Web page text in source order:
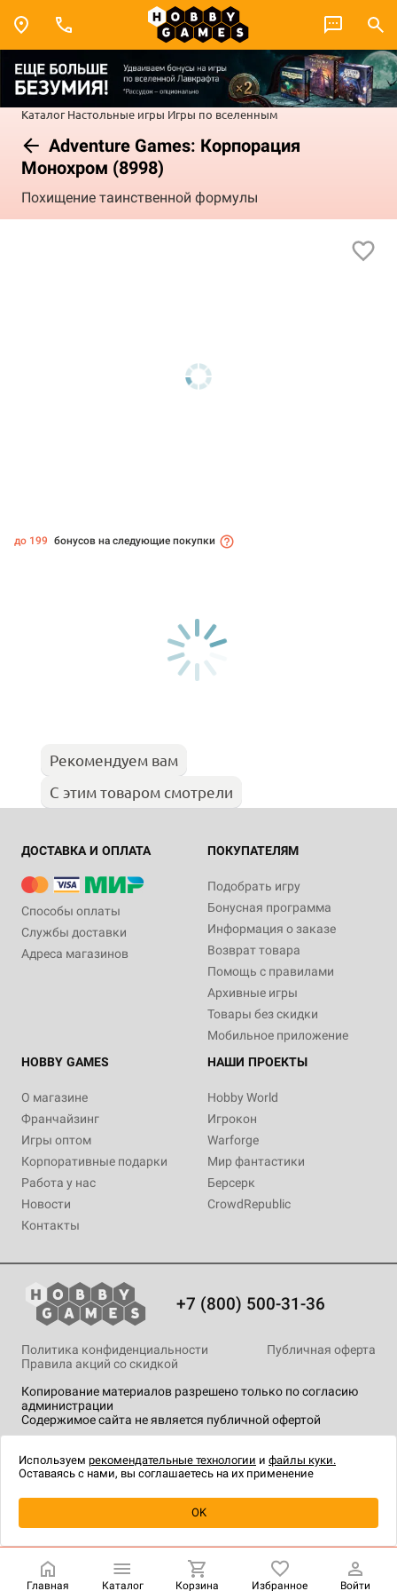
Каталог Настольные игры Игры по вселенным
Adventure Games: Корпорация
Монохром (8998)
Похищение таинственной формулы
Уведомить о наличии
до 199 бонусов на следующие покупки
Рекомендуем вам
С этим товаром смотрели
ДОСТАВКА И ОПЛАТА
Способы оплаты
Службы доставки
Адреса магазинов
ПОКУПАТЕЛЯМ
Подобрать игру
Бонусная программа
Информация о заказе
Возврат товара
Помощь с правилами
Архивные игры
Товары без скидки
Мобильное приложение
HOBBY GAMES
О магазине
Франчайзинг
Игры оптом
Корпоративные подарки
Работа у нас
Новости
Контакты
НАШИ ПРОЕКТЫ
Hobby World
Игрокон
Warforge
Мир фантастики
Берсерк
CrowdRepublic
+7 (800) 500-31-36
Копирование материалов разрешено только по согласию
администрации
Содержимое сайта не является публичной офертой
Политика конфиденциальности
Публичная оферта
Правила акций со скидкой
технологии.
Главная Каталог Корзина Избранное Войти
Используем рекомендательные технологии и файлы куки.
Оставаясь с нами, вы соглашаетесь на их применение
OK